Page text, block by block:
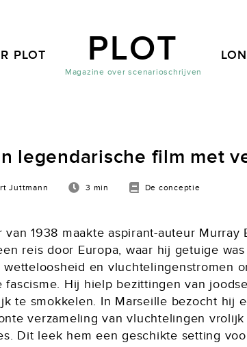
PLOT
Magazine over scenarioschrijven
PLOT
legendarische film met
Juttmann 3 min De conceptie
van 1938 maakte aspirant-auteur Murray
reis door Europa, waar hij getuige
wetteloosheid en vluchtelingenstromen
fascisme. Hij hielp bezittingen van
te smokkelen. In Marseille bezocht hij
verzameling van vluchtelingen vrolijk
Dit leek hem een geschikte setting